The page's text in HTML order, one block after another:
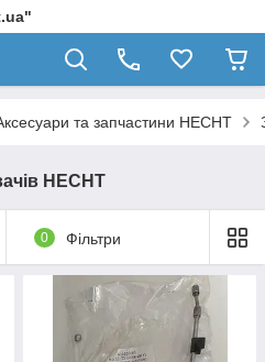
та запчастини HECHT
HECHT
0 Фільтри